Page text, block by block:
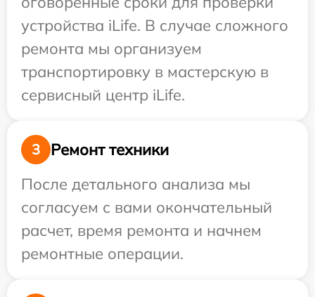
устройства iLife. В случае сложного
ремонта мы организуем
транспортировку в мастерскую в
сервисный центр iLife.
3
Ремонт техники
После детального анализа мы
согласуем с вами окончательный
расчет, время ремонта и начнем
ремонтные операции.